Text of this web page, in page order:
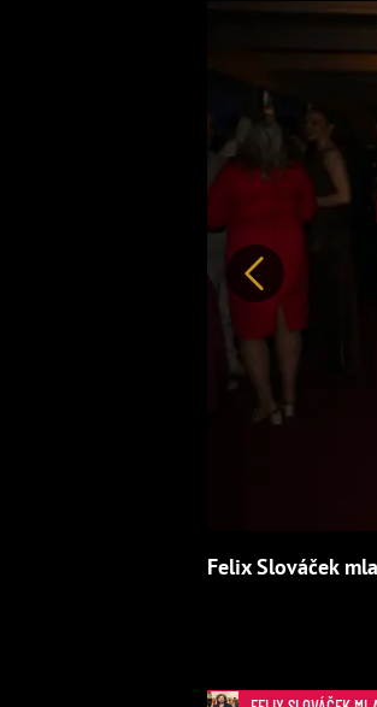
Předchozí
Felix Slováček